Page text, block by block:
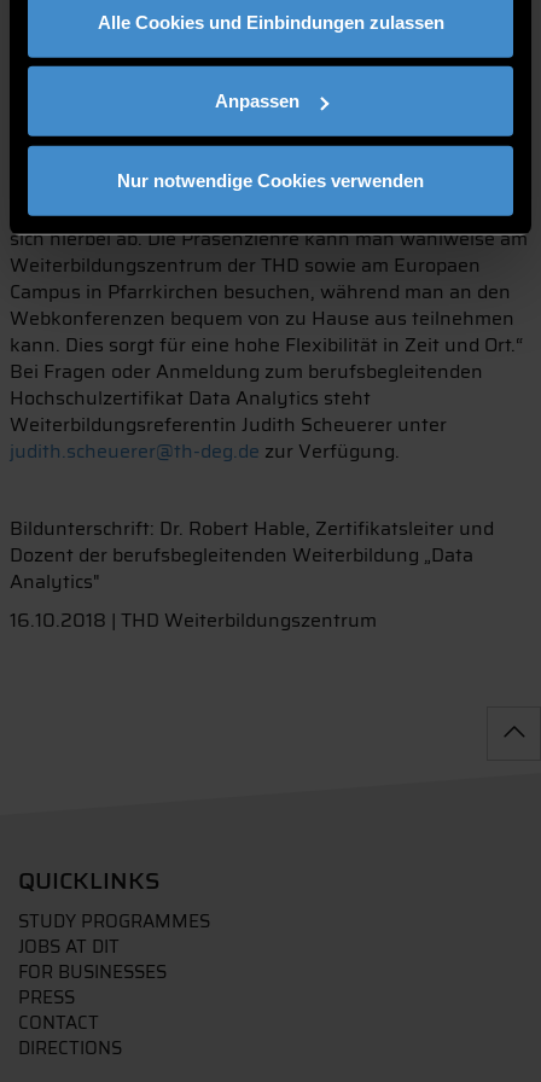
Alle Cookies und Einbindungen zulassen
Anpassen
Nur notwendige Cookies verwenden
verwertung konfrontiert sind und ihre Kenntnisse
intensivieren oder auch neues Wissen erlernen möchten.
Um eine möglichst hohe Vereinbarkeit von Beruf und
Privatleben zu ermöglichen wird die Weiterbildung im
Blended-Learning-Format angeboten.
Weiterbildungsreferentin Judith Scheuerer ist begeistert
von dem Kurskonzept: „Klassische
Präsenzveranstaltungen und Webkonferenzen wechseln
sich hierbei ab. Die Präsenzlehre kann man wahlweise am
Weiterbildungszentrum der THD sowie am Europaen
Campus in Pfarrkirchen besuchen, während man an den
Webkonferenzen bequem von zu Hause aus teilnehmen
kann. Dies sorgt für eine hohe Flexibilität in Zeit und Ort.“
Bei Fragen oder Anmeldung zum berufsbegleitenden
Hochschulzertifikat Data Analytics steht
Weiterbildungsreferentin Judith Scheuerer unter
judith.scheuerer@th-deg.de zur Verfügung.
Bildunterschrift: Dr. Robert Hable, Zertifikatsleiter und
Dozent der berufsbegleitenden Weiterbildung „Data
Analytics"
16.10.2018 | THD Weiterbildungszentrum
QUICKLINKS
STUDY PROGRAMMES
JOBS AT DIT
FOR BUSINESSES
PRESS
CONTACT
DIRECTIONS